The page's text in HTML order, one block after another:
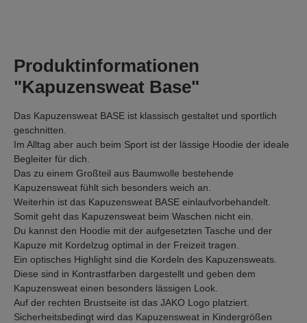
Produktinformationen
"Kapuzensweat Base"
Das Kapuzensweat BASE ist klassisch gestaltet und sportlich
geschnitten.
Im Alltag aber auch beim Sport ist der lässige Hoodie der ideale
Begleiter für dich.
Das zu einem Großteil aus Baumwolle bestehende
Kapuzensweat fühlt sich besonders weich an.
Weiterhin ist das Kapuzensweat BASE einlaufvorbehandelt.
Somit geht das Kapuzensweat beim Waschen nicht ein.
Du kannst den Hoodie mit der aufgesetzten Tasche und der
Kapuze mit Kordelzug optimal in der Freizeit tragen.
Ein optisches Highlight sind die Kordeln des Kapuzensweats.
Diese sind in Kontrastfarben dargestellt und geben dem
Kapuzensweat einen besonders lässigen Look.
Auf der rechten Brustseite ist das JAKO Logo platziert.
Sicherheitsbedingt wird das Kapuzensweat in Kindergrößen